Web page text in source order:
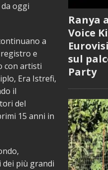
oggi
a
e
con artisti
Era Istrefi,
il
del
15 anni in
dei più grandi
Ranya
Voice
sul
Party